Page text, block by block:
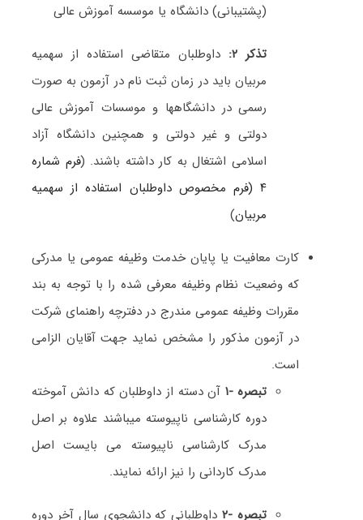
(پشتیبانی) دانشگاه یا موسسه آموزش عالی
تذکر ۲:
داوطلبان متقاضی استفاده از سهمیه
مربیان باید در زمان ثبت نام در آزمون به صورت
رسمی در دانشگاهها و موسسات آموزش عالی
دولتی و غیر دولتی و همچنین دانشگاه آزاد
اسلامی اشتغال به کار داشته باشند. (فرم شماره
۴ (فرم مخصوص داوطلبان استفاده از سهمیه
مربیان)
کارت معافیت یا پایان خدمت وظیفه عمومی یا مدرکی
که وضعیت نظام وظیفه معرفی شده را با توجه به بند
مقررات وظیفه عمومی مندرج در دفترچه راهنمای شرکت
در آزمون مذکور را مشخص نماید جهت آقایان الزامی
است.
تبصره -۱ آن دسته از داوطلبان که دانش آموخته
دوره کارشناسی ناپیوسته میباشند علاوه بر اصل
مدرک کارشناسی ناپیوسته می بایست اصل
مدرک کاردانی را نیز ارائه نمایند.
تبصره -۲ داوطلبانی که دانشجوی سال آخر دوره